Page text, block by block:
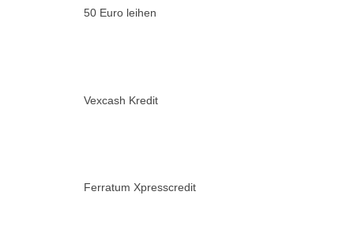
50 Euro leihen
Vexcash Kredit
Ferratum Xpresscredit